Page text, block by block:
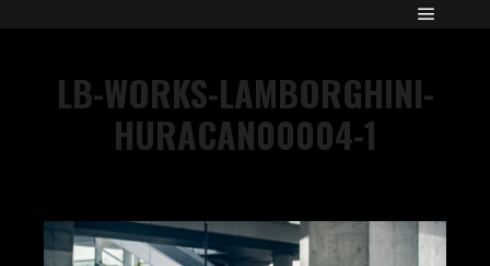
LB-WORKS-LAMBORGHINI-
HURACAN00004-1